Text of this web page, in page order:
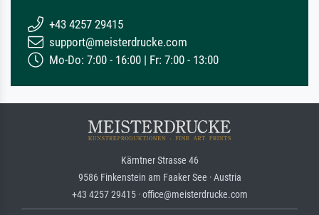
+43 4257 29415
support@meisterdrucke.com
Mo-Do: 7:00 - 16:00 | Fr: 7:00 - 13:00
Kärntner Strasse 46
9586 Finkenstein am Faaker See · Austria
+43 4257 29415 · office@meisterdrucke.com